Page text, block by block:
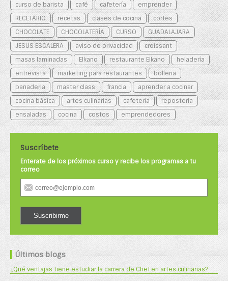
curso de barista
café cafetería
emprender
RECETARIO
recetas clases de cocina
cortes
CHOCOLATE
CHOCOLATERÍA CURSO
GUADALAJARA
JESUS ESCALERA
aviso de privacidad
croissant
masas laminadas
Elkano restaurante Elkano
heladería
entrevista
marketing para restaurantes
bolleria
panaderia
master class francia
aprender a cocinar
cocina básica
artes culinarias cafeteria
repostería
ensaladas
cocina costos emprendedores
Suscríbete
Enterate de los próximos curso y recibe los programas a tu
correo
Últimos blogs
¿Qué ventajas tiene estudiar la carrera de Chef en artes culinarias?